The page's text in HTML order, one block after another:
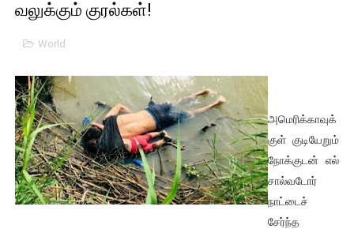
பாலச்சந்திரன் மற்றும் தன்னிடம் படித்த மாணவர்கள் தொடர்பில்
வர்ராரு...வர்ராரு... அண்ணாத்த : ரஜினிக்காக இலங்கை
கைது செய்யப்பட்ட இளைஞன் உயிரிழப்பு - கொதித்தெழுந்த
தடுப்பூசியை பெற்றுக் கொள்ளக் கூடிய இடங்கள்...
சிறுமியை பாலியல் வன்கொடுமை செய்த முதியவருக்கு
வலுக்கும் குரல்கள்!
World
அமெரிக்காவுக்
குள் குடியேறும்
நோக்குடன் எல்
சால்வடோர்
நாட்டைச்
சேர்ந்த